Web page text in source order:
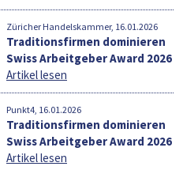
Züricher Handelskammer, 16.01.2026
Traditionsfirmen dominieren
Swiss Arbeitgeber Award 2026
Artikel lesen
Punkt4, 16.01.2026
Traditionsfirmen dominieren
Swiss Arbeitgeber Award 2026
Artikel lesen